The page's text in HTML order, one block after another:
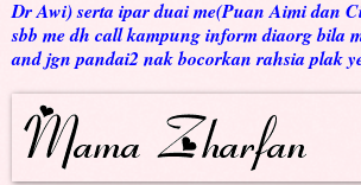
Dr Awi) serta ipar duai me(Puan Aimi dan
sbb me dh call kampung inform diaorg bila
and jgn pandai2 nak bocorkan rahsia plak